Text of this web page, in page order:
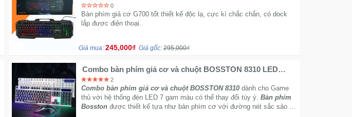
0
Bàn phím giả cơ G700 tốt thiết kế độc lạ, cực kì chắc chắn, có dock
lắp được điện thoại.
Giá mua: 245,000₫ Giá gốc: 295,000₫
Combo bàn phím giả cơ và chuột BOSSTON 8310 LED
dành cho Game thủ
2
Combo bàn phím giả cơ và chuột BOSSTON 8310 dành cho Game
thủ với hệ thống đèn LED 7 gam màu có thể thay đổi tùy ý. Bàn phím
Bosston được thiết kế tựa như bàn phím cơ với đường nét sắc sảo và